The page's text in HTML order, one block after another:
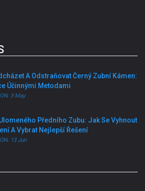
A Odstraňovat Černý Zubní Kámen:
Účinnými Metodami
3 May
Předního Zubu: Jak Se Vyhnout
A Vybrat Nejlepší Řešení
13 Jun